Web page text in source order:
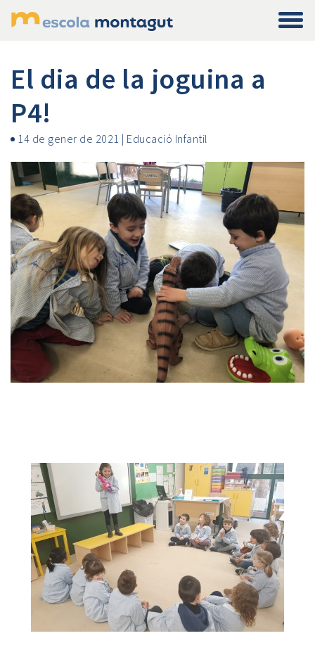
El dia de la joguina a
P4!
14 de gener de 2021 | Educació Infantil